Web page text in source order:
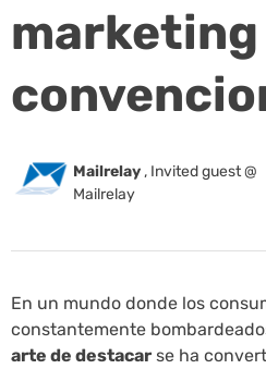
marketing
Mailrelay, Invited guest @
Mailrelay
En un mundo donde los
constantemente
arte de destacar se ha